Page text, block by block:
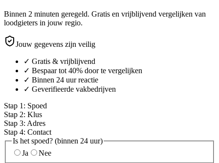
Binnen 2 minuten geregeld. Gratis en vrijblijvend vergelijken van
loodgieters in jouw regio.
Jouw gegevens zijn veilig
✓ Gratis & vrijblijvend
✓ Bespaar tot 40% door te vergelijken
✓ Binnen 24 uur reactie
✓ Geverifieerde vakbedrijven
Stap 1 : Spoed
Stap 2: Klus
Stap 3: Adres
Stap 4: Contact
Is het spoed? (binnen 24 uur)
Ja
Nee